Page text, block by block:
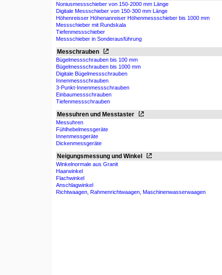
Noniusmessschieber von 150-2000 mm Länge
Digitale Messschieber von 150-300 mm Länge
Höhenreisser Höhenanreiser Höhenmessschieber bis 1000 mm
Messschieber mit Rundskala
Tiefenmessschieber
Messschieber in Sonderausführung
Messchrauben
Bügelmessschrauben bis 100 mm
Bügelmessschrauben bis 1000 mm
Digitale Bügelmessschrauben
Innenmessschrauben
3-Punkt-Innenmessschrauben
Einbaumessschrauben
Tiefenmessschrauben
Messuhren und Messtaster
Messuhren
Fühlhebelmessgeräte
Innenmessgeräte
Dickenmessgeräte
Neigungsmessung und Winkel
Winkelnormale aus Granit
Haarwinkel
Flachwinkel
Anschlagwinkel
Richtwaagen, Rahmenrichtwaagen, Maschinenwasserwaagen